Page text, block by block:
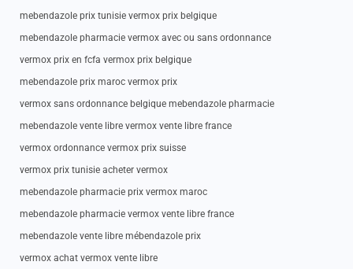
mebendazole prix tunisie vermox prix belgique
mebendazole pharmacie vermox avec ou sans ordonnance
vermox prix en fcfa vermox prix belgique
mebendazole prix maroc vermox prix
vermox sans ordonnance belgique mebendazole pharmacie
mebendazole vente libre vermox vente libre france
vermox ordonnance vermox prix suisse
vermox prix tunisie acheter vermox
mebendazole pharmacie prix vermox maroc
mebendazole pharmacie vermox vente libre france
mebendazole vente libre mébendazole prix
vermox achat vermox vente libre